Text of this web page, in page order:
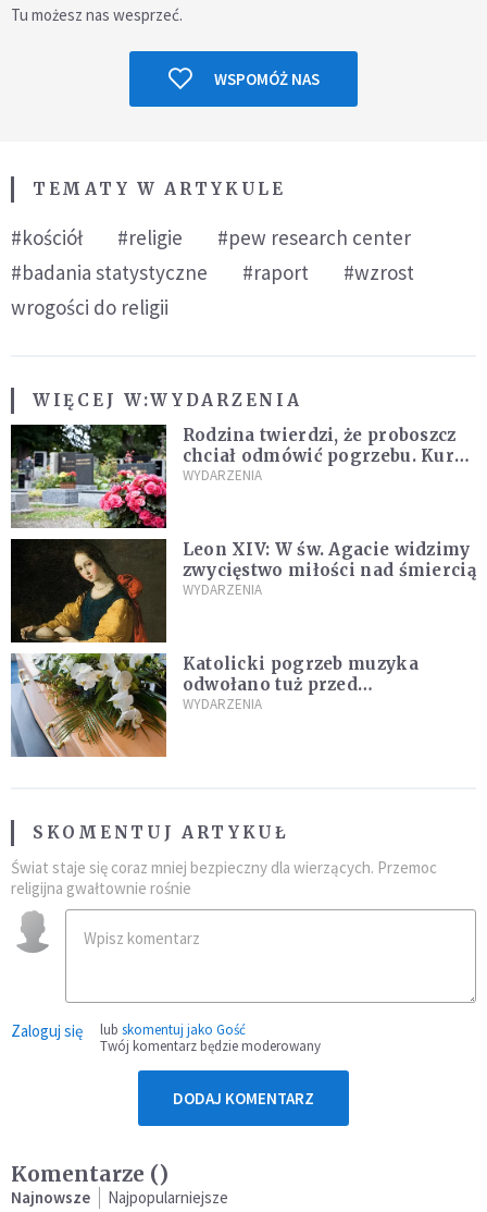
Tu możesz nas wesprzeć.
WSPOMÓŻ NAS
TEMATY W ARTYKULE
#kościół #religie
#pew research center
#badania statystyczne
#raport
#wzrost
wrogości do religii
WIĘCEJ W:WYDARZENIA
Rodzina twierdzi, że proboszcz
chciał odmówić pogrzebu. Kuria
zapowiada wyjaśnienia
WYDARZENIA
Leon XIV: W św. Agacie widzimy
zwycięstwo miłości nad śmiercią
WYDARZENIA
Katolicki pogrzeb muzyka
odwołano tuż przed
uroczystością. Powodem była
WYDARZENIA
SKOMENTUJ ARTYKUŁ
Świat staje się coraz mniej bezpieczny dla wierzących. Przemoc
religijna gwałtownie rośnie
Zaloguj się lub skomentuj jako Gość
Twój komentarz będzie moderowany
DODAJ KOMENTARZ
Komentarze ()
Najnowsze Najpopularniejsze